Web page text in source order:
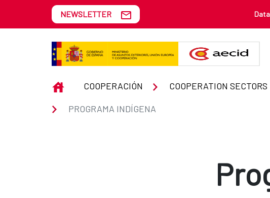
Skip to Main Content
Programa Indígena
NEWSLETTER
INICIOCOOPERACIÓN COOPERATION SECTORS
PROGRAMA INDÍGENA